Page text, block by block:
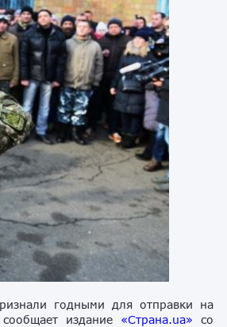
годными для отправки на
издание «Страна.ua» со